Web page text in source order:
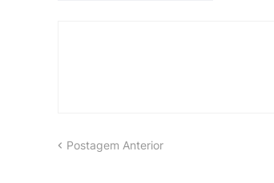
Postagem Anterior